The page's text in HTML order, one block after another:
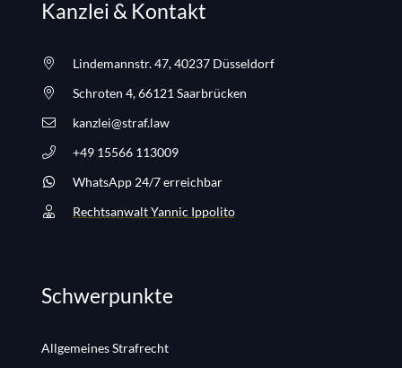
Kanzlei & Kontakt
Lindemannstr. 47, 40237 Düsseldorf
Schroten 4, 66121 Saarbrücken
kanzlei@straf.law
+49 15566 113009
WhatsApp 24/7 erreichbar
Rechtsanwalt Yannic Ippolito
Schwerpunkte
Allgemeines Strafrecht